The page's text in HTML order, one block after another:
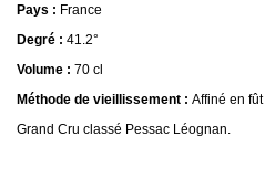
Pays : France
Degré : 41.2°
Volume : 70 cl
Méthode de vieillissement : Affiné en
Grand Cru classé Pessac Léognan.